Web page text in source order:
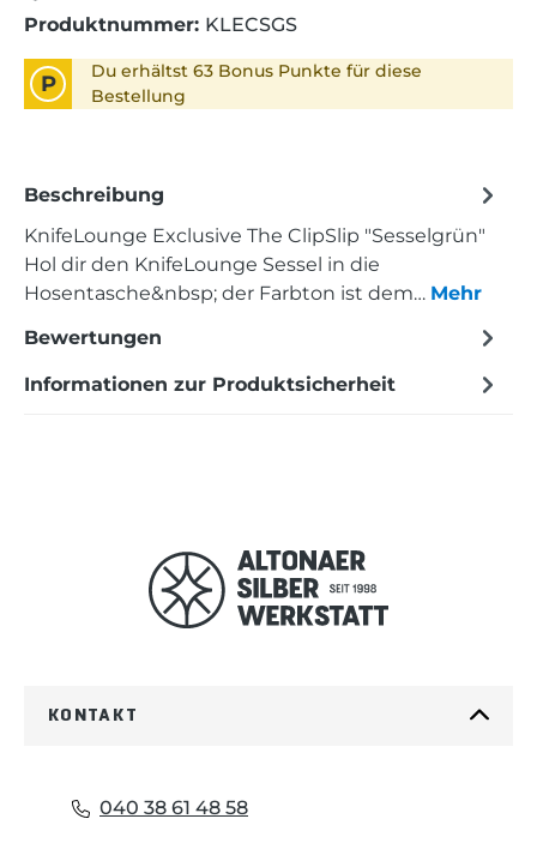
Produktnummer: KLECSGS
P
Du erhältst 63 Bonus Punkte für diese
Bestellung
Beschreibung
KnifeLounge Exclusive The ClipSlip "Sesselgrün"
Hol dir den KnifeLounge Sessel in die
Hosentasche&nbsp; der Farbton ist dem… Mehr
Bewertungen
Informationen zur Produktsicherheit
KONTAKT
040 38 61 48 58